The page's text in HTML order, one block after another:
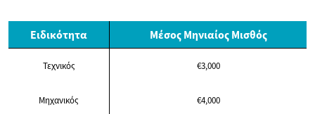
Ειδικότητα Μέσος Μηνιαίος Μισθός
Τεχνικός €3,000
Μηχανικός €4,000